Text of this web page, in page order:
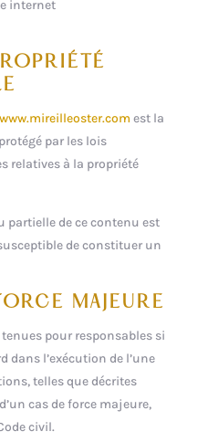
internet
www.mireilleoster.com est la
par les lois
relatives à la propriété
partielle de ce contenu est
de constituer un
MAJEURE
pour responsables si
dans l’exécution de l’une
telles que décrites
cas de force majeure,
civil.